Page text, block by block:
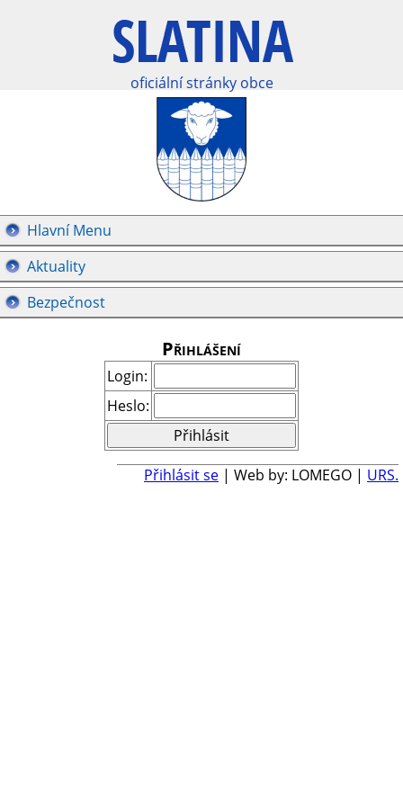
oficiální stránky obce
Hlavní Menu
Aktuality
Bezpečnost
Přihlášení
Login:
Heslo:
Přihlásit se | Web by: LOMEGO | URS.